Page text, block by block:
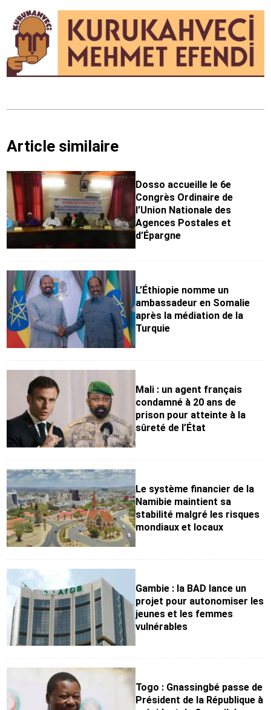
Article similaire
Dosso accueille le 6e
Congrès Ordinaire de
l’Union Nationale des
Agences Postales et
d’Épargne
L’Éthiopie nomme un
ambassadeur en Somalie
après la médiation de la
Turquie
Mali : un agent français
condamné à 20 ans de
prison pour atteinte à la
sûreté de l’État
Le système financier de la
Namibie maintient sa
stabilité malgré les risques
mondiaux et locaux
Gambie : la BAD lance un
projet pour autonomiser les
jeunes et les femmes
vulnérables
Togo : Gnassingbé passe de
Président de la République à